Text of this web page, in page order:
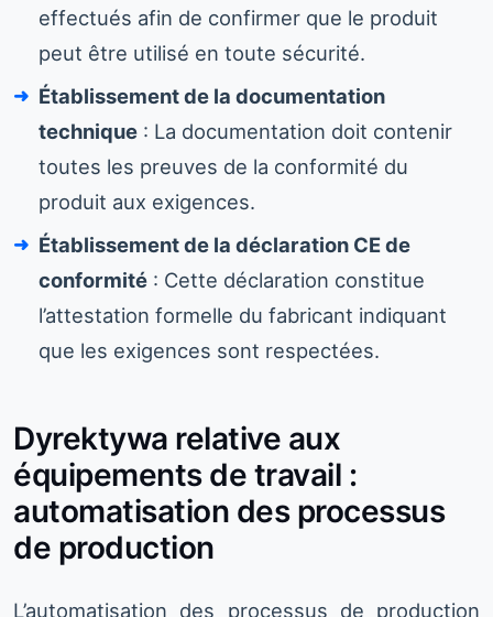
effectués afin de confirmer que le produit
peut être utilisé en toute sécurité.
Établissement de la documentation
technique : La documentation doit contenir
toutes les preuves de la conformité du
produit aux exigences.
Établissement de la déclaration CE de
conformité : Cette déclaration constitue
l’attestation formelle du fabricant indiquant
que les exigences sont respectées.
Dyrektywa relative aux
équipements de travail :
automatisation des processus
de production
L’automatisation des processus de production